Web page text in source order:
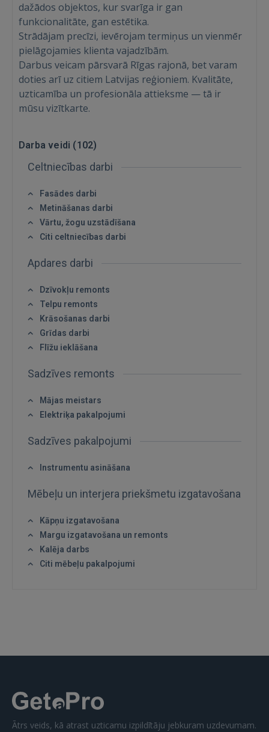
Ienākt
 Sign in with Apple
Vēl neesat reģistrējies?
REĢISTRĀCIJA
dažādos objektos, kur svarīga ir gan
funkcionalitāte, gan estētika.
Strādājam precīzi, ievērojam termiņus un vienmēr
pielāgojamies klienta vajadzībām.
Darbus veicam pārsvarā Rīgas rajonā, bet varam
doties arī uz citiem Latvijas reģioniem. Kvalitāte,
uzticamība un profesionāla attieksme — tā ir
mūsu vizītkarte.
Darba veidi (102)
Celtniecības darbi
Fasādes darbi
Metināšanas darbi
Vārtu, žogu uzstādīšana
Citi celtniecības darbi
Apdares darbi
Dzīvokļu remonts
Telpu remonts
Krāsošanas darbi
Grīdas darbi
Flīžu ieklāšana
Sadzīves remonts
Mājas meistars
Elektriķa pakalpojumi
Sadzīves pakalpojumi
Instrumentu asināšana
Mēbeļu un interjera priekšmetu izgatavošana
Kāpņu izgatavošana
Margu izgatavošana un remonts
Kalēja darbs
Citi mēbeļu pakalpojumi
Ātrs veids, kā atrast uzticamu izpildītāju jebkuram uzdevumam.